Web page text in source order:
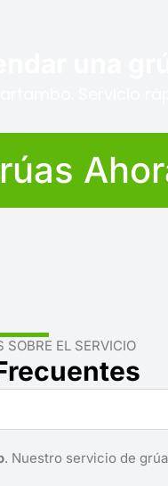
SOBRE EL SERVICIO
. Nuestro servicio de